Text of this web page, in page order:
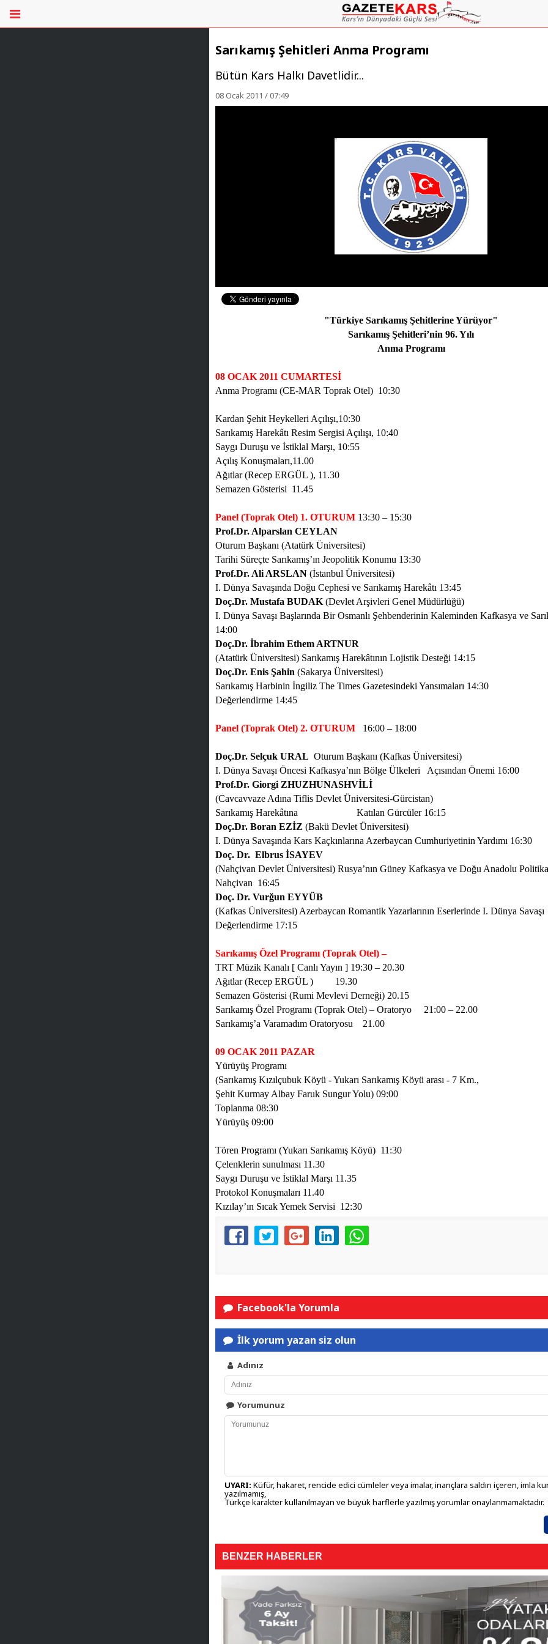
Sarıkamış Şehitleri Anma Programı
Bütün Kars Halkı Davetlidir...
08 Ocak 2011 / 07:49
"Türkiye Sarıkamış Şehitlerine Yürüyor"
Sarıkamış Şehitleri’nin 96. Yılı
Anma Programı
08 OCAK 2011 CUMARTESİ
Anma Programı (CE-MAR Toprak Otel) 10:30
Kardan Şehit Heykelleri Açılışı,10:30
Sarıkamış Harekâtı Resim Sergisi Açılışı, 10:40
Saygı Duruşu ve İstiklal Marşı, 10:55
Açılış Konuşmaları,11.00
Ağıtlar (Recep ERGÜL ), 11.30
Semazen Gösterisi 11.45
Panel (Toprak Otel) 1. OTURUM 13:30 – 15:30
Prof.Dr. Alparslan CEYLAN
Oturum Başkanı (Atatürk Üniversitesi)
Tarihi Süreçte Sarıkamış’ın Jeopolitik Konumu 13:30
Prof.Dr. Ali ARSLAN (İstanbul Üniversitesi)
I. Dünya Savaşında Doğu Cephesi ve Sarıkamış Harekâtı 13:45
Doç.Dr. Mustafa BUDAK (Devlet Arşivleri Genel Müdürlüğü)
I. Dünya Savaşı Başlarında Bir Osmanlı Şehbenderinin Kaleminden Kafkasya ve
14:00
Doç.Dr. İbrahim Ethem ARTNUR
(Atatürk Üniversitesi) Sarıkamış Harekâtının Lojistik Desteği 14:15
Doç.Dr. Enis Şahin (Sakarya Üniversitesi)
Sarıkamış Harbinin İngiliz The Times Gazetesindeki Yansımaları 14:30
Değerlendirme 14:45
Panel (Toprak Otel) 2. OTURUM 16:00 – 18:00
Doç.Dr. Selçuk URAL Oturum Başkanı (Kafkas Üniversitesi)
I. Dünya Savaşı Öncesi Kafkasya’nın Bölge Ülkeleri
Açısından Önemi 16:00
Prof.Dr. Giorgi ZHUZHUNASHVİLİ
(Cavcavvaze Adına Tiflis Devlet Üniversitesi-Gürcistan)
Sarıkamış Harekâtına
Katılan Gürcüler 16:15
Doç.Dr. Boran EZİZ (Bakü Devlet Üniversitesi)
I. Dünya Savaşında Kars Kaçkınlarına Azerbaycan Cumhuriyetinin Yardımı 16:30
Doç. Dr. Elbrus İSAYEV
(Nahçivan Devlet Üniversitesi) Rusya’nın Güney Kafkasya ve Doğu Anadolu
Nahçivan 16:45
Doç. Dr. Vurğun EYYÜB
(Kafkas Üniversitesi) Azerbaycan Romantik Yazarlarının Eserlerinde I. Dünya Savaşı
Değerlendirme 17:15
Sarıkamış Özel Programı (Toprak Otel) –
TRT Müzik Kanalı [ Canlı Yayın ] 19:30 – 20.30
Ağıtlar (Recep ERGÜL )
19.30
Semazen Gösterisi (Rumi Mevlevi Derneği) 20.15
Sarıkamış Özel Programı (Toprak Otel) – Oratoryo
21:00 – 22.00
Sarıkamış’a Varamadım Oratoryosu
21.00
09 OCAK 2011 PAZAR
Yürüyüş Programı
(Sarıkamış Kızılçubuk Köyü - Yukarı Sarıkamış Köyü arası - 7 Km.,
Şehit Kurmay Albay Faruk Sungur Yolu) 09:00
Toplanma 08:30
Yürüyüş 09:00
Tören Programı (Yukarı Sarıkamış Köyü) 11:30
Çelenklerin sunulması 11.30
Saygı Duruşu ve İstiklal Marşı 11.35
Protokol Konuşmaları 11.40
Kızılay’ın Sıcak Yemek Servisi 12:30
Facebook'la Yorumla
İlk yorum yazan siz olun
Adınız
Yorumunuz
UYARI: Küfür, hakaret, rencide edici cümleler veya imalar, inançlara saldırı içeren, imla
yazılmamış,
Türkçe karakter kullanılmayan ve büyük harflerle yazılmış yorumlar onaylanmamaktadır.
BENZER HABERLER